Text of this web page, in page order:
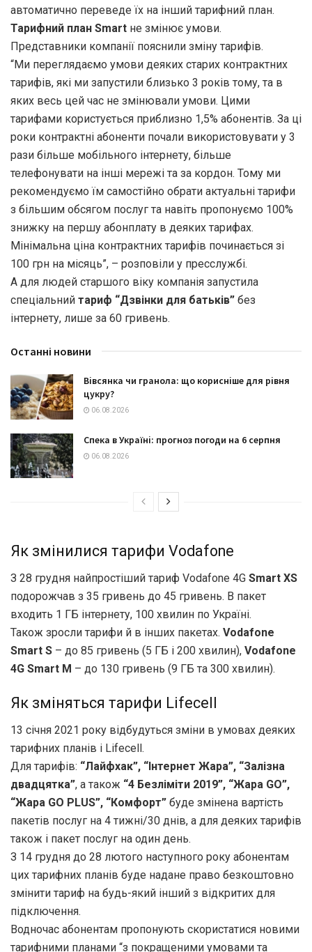
автоматично переведе їх на інший тарифний план.
Тарифний план Smart не змінює умови.
Представники компанії пояснили зміну тарифів.
“Ми переглядаємо умови деяких старих контрактних
тарифів, які ми запустили близько 3 років тому, та в
яких весь цей час не змінювали умови. Цими
тарифами користується приблизно 1,5% абонентів. За ці
роки контрактні абоненти почали використовувати у 3
рази більше мобільного інтернету, більше
телефонувати на інші мережі та за кордон. Тому ми
рекомендуємо їм самостійно обрати актуальні тарифи
з більшим обсягом послуг та навіть пропонуємо 100%
знижку на першу абонплату в деяких тарифах.
Мінімальна ціна контрактних тарифів починається зі
100 грн на місяць”, – розповіли у пресслужбі.
А для людей старшого віку компанія запустила
спеціальний тариф “Дзвінки для батьків” без
інтернету, лише за 60 гривень.
Останні новини
Вівсянка чи гранола: що корисніше для рівня
цукру?
06.08.2026
Спека в Україні: прогноз погоди на 6 серпня
06.08.2026
Як змінилися тарифи Vodafone
З 28 грудня найпростіший тариф Vodafone 4G Smart XS
подорожчав з 35 гривень до 45 гривень. В пакет
входить 1 ГБ інтернету, 100 хвилин по Україні.
Також зросли тарифи й в інших пакетах. Vodafone
Smart S – до 85 гривень (5 ГБ і 200 хвилин), Vodafone
4G Smart M – до 130 гривень (9 ГБ та 300 хвилин).
Як зміняться тарифи Lifecell
13 січня 2021 року відбудуться зміни в умовах деяких
тарифних планів і Lifecell.
Для тарифів: “Лайфхак”, “Інтернет Жара”, “Залізна
двадцятка”, а також “4 Безліміти 2019”, “Жара GO”,
“Жара GO PLUS”, “Комфорт” буде змінена вартість
пакетів послуг на 4 тижні/30 днів, а для деяких тарифів
також і пакет послуг на один день.
З 14 грудня до 28 лютого наступного року абонентам
цих тарифних планів буде надане право безкоштовно
змінити тариф на будь-який інший з відкритих для
підключення.
Водночас абонентам пропонують скористатися новими
тарифними планами “з покращеними умовами та